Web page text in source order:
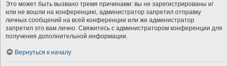
Это может быть вызвано тремя причинами: вы не зарегистрированы и/
или не вошли на конференцию, администратор запретил отправку
личных сообщений на всей конференции или же администратор
запретил это вам лично. Свяжитесь с администратором конференции для
получения дополнительной информации.
Вернуться к началу